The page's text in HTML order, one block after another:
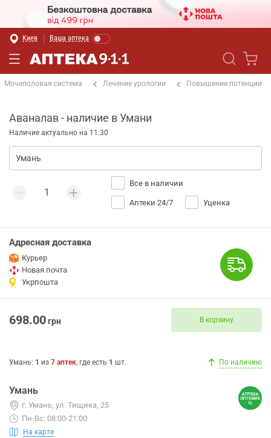
Киев Ваша аптека
Мочеполовая система Лечение урологии Повышение потенции
Аваналав - наличие в Умани
Наличие актуально на 11:30
Все в наличии
Аптеки 24/7 Уценка
Адресная доставка
Курьер
Новая почта
Укрпошта
698.00грн В корзину
Умань: 1 из 7 аптек, где есть 1 шт. По наличию
Умань
г. Умань, ул. Тищика, 25
Пн-Вс: 08:00-21:00
На карте